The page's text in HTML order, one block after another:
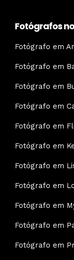
Fotógrafos
Fotógrafo em
Fotógrafo em
Fotógrafo em
Fotógrafo em
Fotógrafo em
Fotógrafo em
Fotógrafo em
Fotógrafo em
Fotógrafo em
Fotógrafo em
Fotógrafo em